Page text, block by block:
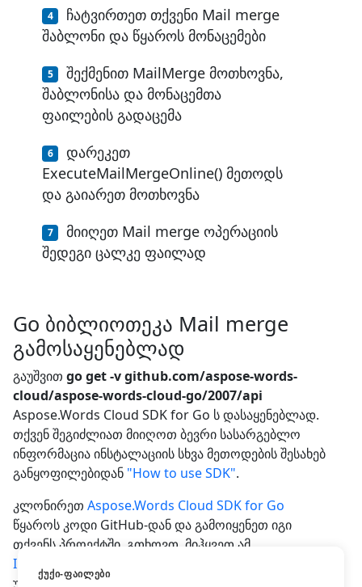
ჩატვირთეთ თქვენი Mail merge
შაბლონი და წყაროს მონაცემები
შექმენით MailMerge მოთხოვნა,
შაბლონისა და მონაცემთა
ფაილების გადაცემა
დარეკეთ
ExecuteMailMergeOnline() მეთოდს
და გაიარეთ მოთხოვნა
მიიღეთ Mail merge ოპერაციის
შედეგი ცალკე ფაილად
Go ბიბლიოთეკა Mail merge
გამოსაყენებლად
გაუშვით go get -v github.com/aspose-words-
cloud/aspose-words-cloud-go/2007/api
Aspose.Words Cloud SDK for Go ს დასაყენებლად.
თქვენ შეგიძლიათ მიიღოთ ბევრი სასარგებლო
ინფორმაცია ინსტალაციის სხვა მეთოდების შესახებ
განყოფილებიდან "How to use SDK".
კლონირეთ Aspose.Words Cloud SDK for Go
წყაროს კოდი GitHub-დან და გამოიყენეთ იგი
თქვენს პროექტში. გთხოვთ, მიჰყვეთ ამ
Instructions
უსაფრთხოების საჭირო სერთიფიკატები და
ᲥᲣᲥᲘ-ᲤᲐᲘᲚᲔᲑᲘ